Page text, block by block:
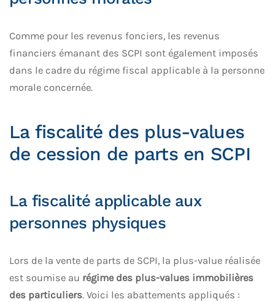
Comme pour les revenus fonciers, les revenus
financiers émanant des SCPI sont également imposés
dans le cadre du régime fiscal applicable à la personne
morale concernée.
La fiscalité des plus-values
de cession de parts en SCPI
La fiscalité applicable aux
personnes physiques
Lors de la vente de parts de SCPI, la plus-value réalisée
est soumise au régime des plus-values immobilières
des particuliers. Voici les abattements appliqués :